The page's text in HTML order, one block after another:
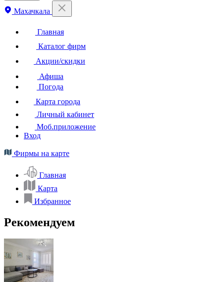
Махачкала
Главная
Каталог фирм
Акции/скидки
Афиша
Погода
Карта города
Личный кабинет
Моб.приложение
Вход
Фирмы на карте
Главная
Карта
Избранное
Рекомендуем